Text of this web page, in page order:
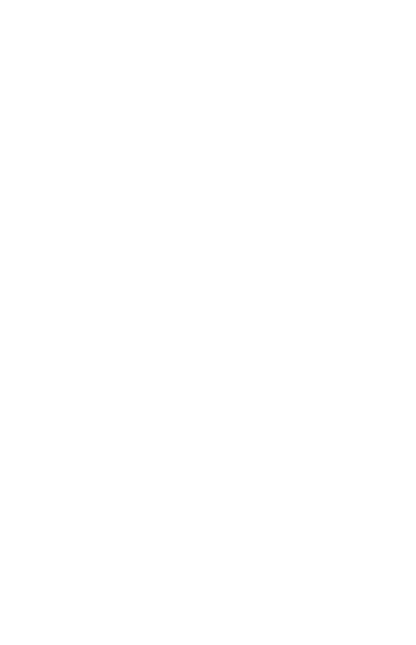
video-generation/video-synthesis'
1.png"